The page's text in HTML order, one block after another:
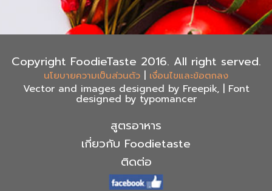
Copyright FoodieTaste 2016. All right served.
นโยบายความเป็นส่วนตัว | เงื่อนไขและข้อตกลง
Vector and images designed by Freepik, | Font
designed by typomancer
สูตรอาหาร
เกี่ยวกับ Foodietaste
ติดต่อ